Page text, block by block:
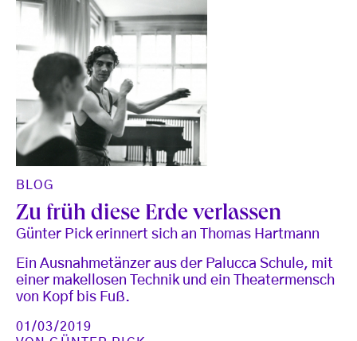
BLOG
Zu früh diese Erde verlassen
Günter Pick erinnert sich an Thomas Hartmann
Ein Ausnahmetänzer aus der Palucca Schule, mit
einer makellosen Technik und ein Theatermensch
von Kopf bis Fuß.
01/03/2019